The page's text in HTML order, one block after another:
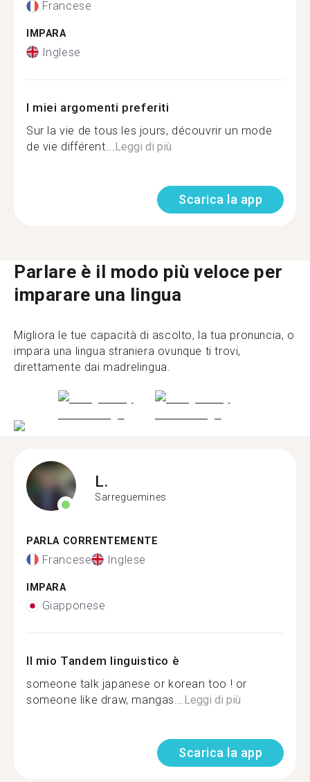
Francese
IMPARA
Inglese
I miei argomenti preferiti
Sur la vie de tous les jours, découvrir un mode
de vie différent... Leggi di più
Scarica la app
Parlare è il modo più veloce per
imparare una lingua
Migliora le tue capacità di ascolto, la tua pronuncia, o
impara una lingua straniera ovunque ti trovi,
direttamente dai madrelingua.
L.
Sarreguemines
PARLA CORRENTEMENTE
Francese Inglese
IMPARA
Giapponese
Il mio Tandem linguistico è
someone talk japanese or korean too ! or
someone like draw, mangas...Leggi di più
Scarica la app